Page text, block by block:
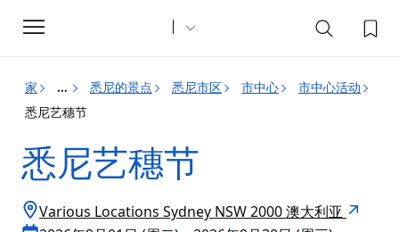
Toggle
navigation
家 ... 悉尼的景点 悉尼市区 市中心
市中心活动
悉尼艺穗节
悉尼艺穗节
Various Locations Sydney NSW 2000 澳大利亚